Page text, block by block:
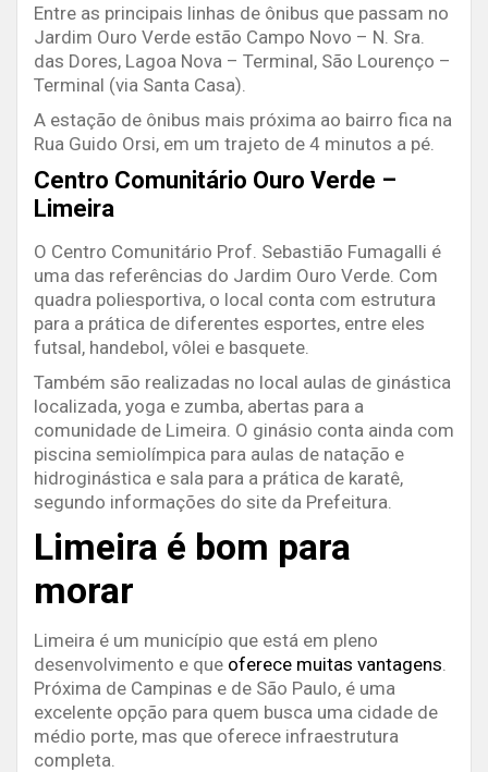
Entre as principais linhas de ônibus que passam no
Jardim Ouro Verde estão Campo Novo – N. Sra.
das Dores, Lagoa Nova – Terminal, São Lourenço –
Terminal (via Santa Casa).
A estação de ônibus mais próxima ao bairro fica na
Rua Guido Orsi, em um trajeto de 4 minutos a pé.
Centro Comunitário Ouro Verde –
Limeira
O Centro Comunitário Prof. Sebastião Fumagalli é
uma das referências do Jardim Ouro Verde. Com
quadra poliesportiva, o local conta com estrutura
para a prática de diferentes esportes, entre eles
futsal, handebol, vôlei e basquete.
Também são realizadas no local aulas de ginástica
localizada, yoga e zumba, abertas para a
comunidade de Limeira. O ginásio conta ainda com
piscina semiolímpica para aulas de natação e
hidroginástica e sala para a prática de karatê,
segundo informações do site da Prefeitura.
Limeira é bom para
morar
Limeira é um município que está em pleno
desenvolvimento e que oferece muitas vantagens
Próxima de Campinas e de São Paulo, é uma
excelente opção para quem busca uma cidade de
médio porte, mas que oferece infraestrutura
completa.